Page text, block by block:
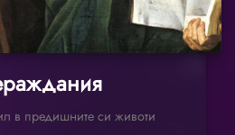
в предишните си животи